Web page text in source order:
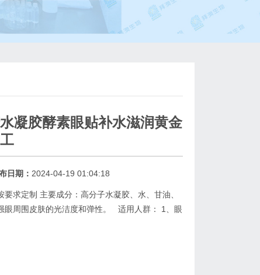
凝胶酵素眼贴补水滋润黄金
日期： 2024-04-19 01:04:18
求定制 主要成分：高分子水凝胶、水、甘油、
眼周围皮肤的光洁度和弹性。 适用人群： 1、眼